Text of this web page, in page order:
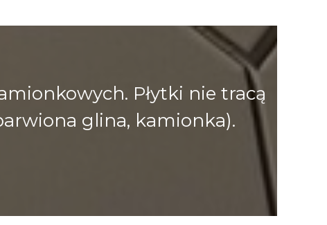
Płytki nie tracą
glina, kamionka).